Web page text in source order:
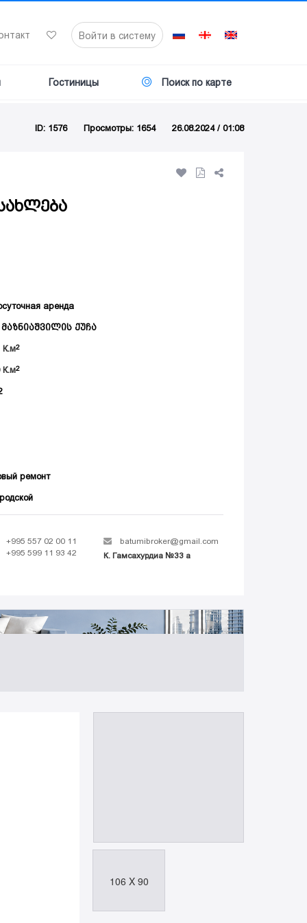
Войти в систему
Гостиницы Поиск по карте
ID: 1576 Просмотры: 1654 26.08.2024 / 01:08
аренда
მაზნიაშვილის ქუჩა
К.м
К.м
ремонт
+995 557 02 00 11
+995 599 11 93 42
batumibroker@gmail.com
К. Гамсахурдиа №33 а
106 X 90